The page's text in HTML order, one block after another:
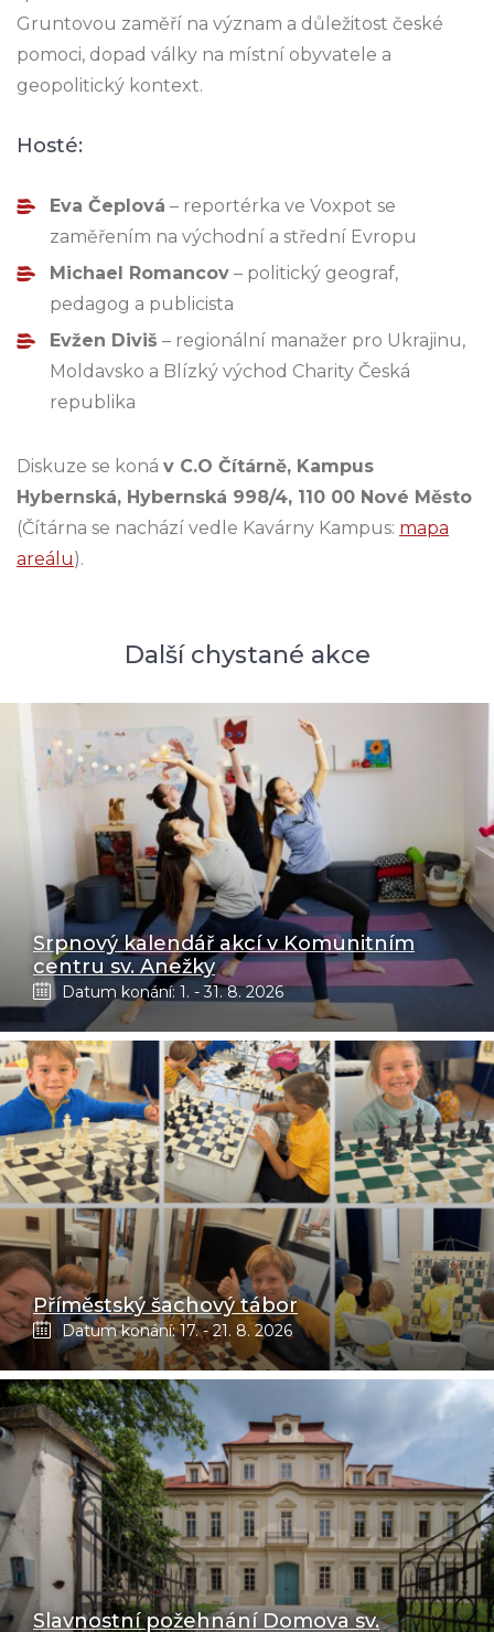
Gruntovou zaměří na význam a důležitost české
pomoci, dopad války na místní obyvatele a
geopolitický kontext.
Hosté:
Eva Čeplová – reportérka ve Voxpot se
zaměřením na východní a střední Evropu
Michael Romancov – politický geograf,
pedagog a publicista
Evžen Diviš – regionální manažer pro Ukrajinu,
Moldavsko a Blízký východ Charity Česká
republika
Diskuze se koná v C.O Čítárně, Kampus
Hybernská, Hybernská 998/4, 110 00 Nové Město
(Čítárna se nachází vedle Kavárny Kampus: mapa
areálu).
Další chystané akce
Srpnový kalendář akcí v Komunitním
centru sv. Anežky
Datum konání: 1. - 31. 8. 2026
Příměstský šachový tábor
Datum konání: 17. - 21. 8. 2026
Slavnostní požehnání Domova sv.